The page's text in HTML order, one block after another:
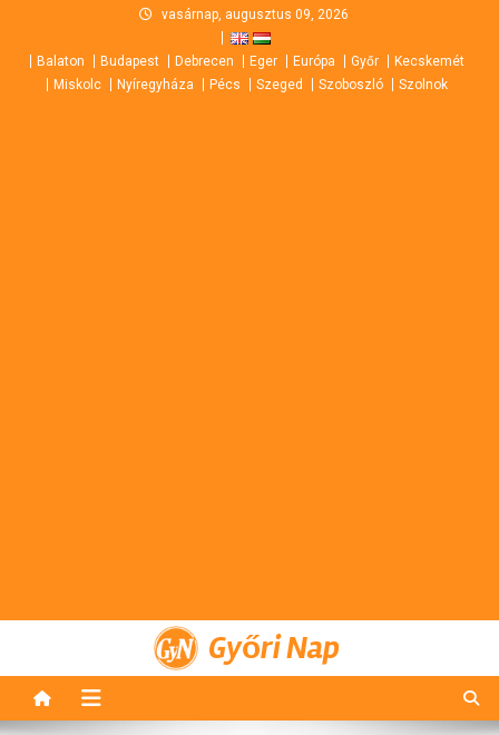
content
vasárnap, augusztus 09, 2026
Balaton Budapest Debrecen Eger Európa Győr
Kecskemét
Miskolc
Nyíregyháza Pécs Szeged Szoboszló Szolnok
Győri Nap